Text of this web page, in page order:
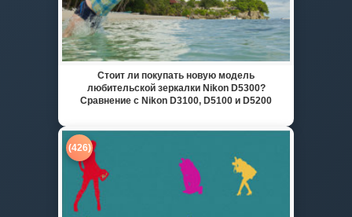
Стоит ли покупать новую модель
любительской зеркалки Nikon D5300?
Сравнение с Nikon D3100, D5100 и D5200
(426)